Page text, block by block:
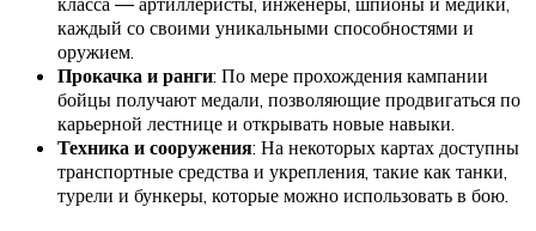
каждый со своими уникальными способностями и
оружием.
Прокачка и ранги: По мере прохождения кампании
бойцы получают медали, позволяющие продвигаться по
карьерной лестнице и открывать новые навыки.
Техника и сооружения: На некоторых картах доступны
транспортные средства и укрепления, такие как танки,
турели и бункеры, которые можно использовать в бою.